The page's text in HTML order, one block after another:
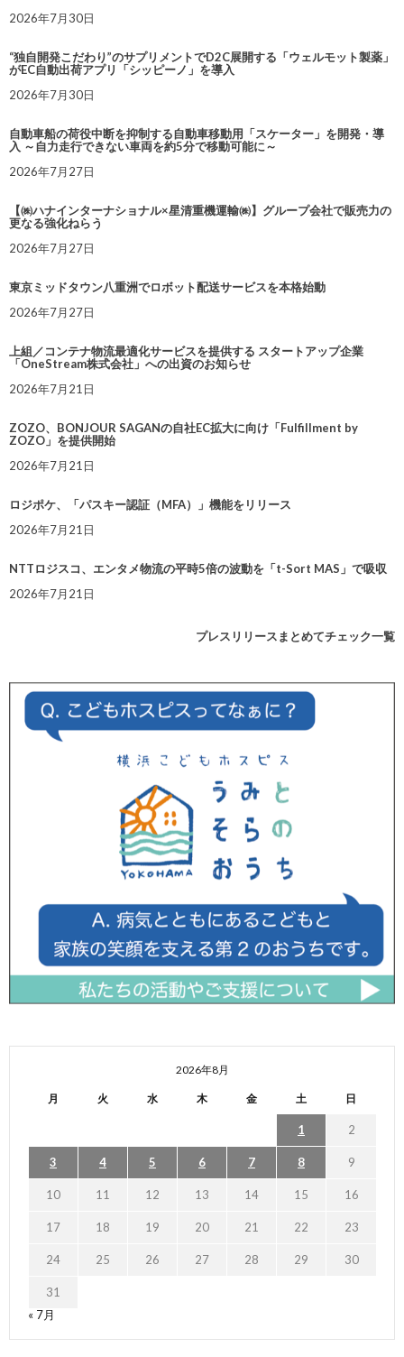
2026年7月30日
“独自開発こだわり”のサプリメントでD2C展開する「ウェルモット製薬」
がEC自動出荷アプリ「シッピーノ」を導入
2026年7月30日
自動車船の荷役中断を抑制する自動車移動用「スケーター」を開発・導
入 ～自力走行できない車両を約5分で移動可能に～
2026年7月27日
【㈱ハナインターナショナル×星清重機運輸㈱】グループ会社で販売力の
更なる強化ねらう
2026年7月27日
東京ミッドタウン八重洲でロボット配送サービスを本格始動
2026年7月27日
上組／コンテナ物流最適化サービスを提供する スタートアップ企業
「OneStream株式会社」への出資のお知らせ
2026年7月21日
ZOZO、BONJOUR SAGANの自社EC拡大に向け「Fulfillment by
ZOZO」を提供開始
2026年7月21日
ロジポケ、「パスキー認証（MFA）」機能をリリース
2026年7月21日
NTTロジスコ、エンタメ物流の平時5倍の波動を「t-Sort MAS」で吸収
2026年7月21日
プレスリリースまとめてチェック一覧
2026年8月
月 火 水 木 金 土 日
1 2
3 4 5 6 7 8 9
10 11 12 13 14 15 16
17 18 19 20 21 22 23
24 25 26 27 28 29 30
31
« 7月